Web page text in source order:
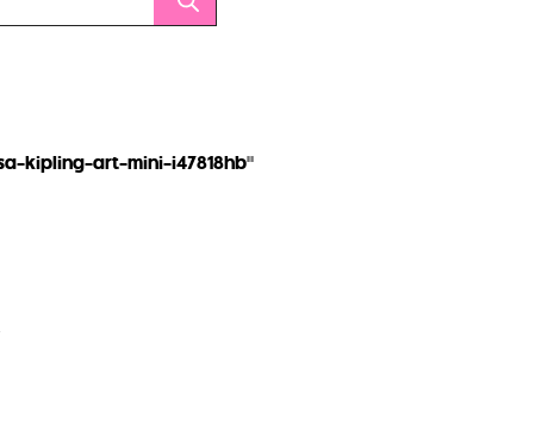
kipling-art-mini-i47818hb"